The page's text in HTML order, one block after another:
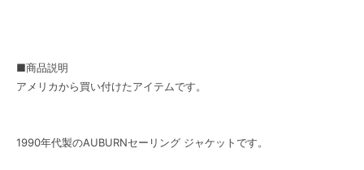
■商品説明
アメリカから買い付けたアイテムです。
1990年代製のAUBURNセーリング ジャケットです。